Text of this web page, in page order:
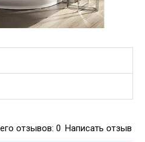
отзывов: 0 Написать отзыв